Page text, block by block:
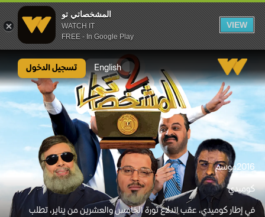
المشخصاتي تو
WATCH IT
FREE - In Google Play
VIEW
English تسجيل الدخول
2016موسم
كوميدي
في إطار كوميدي، عقب اندلاع ثورة الخامس والعشرين من يناير، تطلب